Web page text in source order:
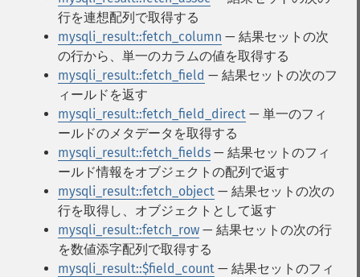
行を連想配列で取得する
mysqli_result::fetch_column — 結果セットの次
の行から、単一のカラムの値を取得する
mysqli_result::fetch_field — 結果セットの次のフ
ィールドを返す
mysqli_result::fetch_field_direct — 単一のフィ
ールドのメタデータを取得する
mysqli_result::fetch_fields — 結果セットのフィ
ールド情報をオブジェクトの配列で返す
mysqli_result::fetch_object — 結果セットの次の
行を取得し、オブジェクトとして返す
mysqli_result::fetch_row — 結果セットの次の行
を数値添字配列で取得する
mysqli_result::$field_count — 結果セットのフィ